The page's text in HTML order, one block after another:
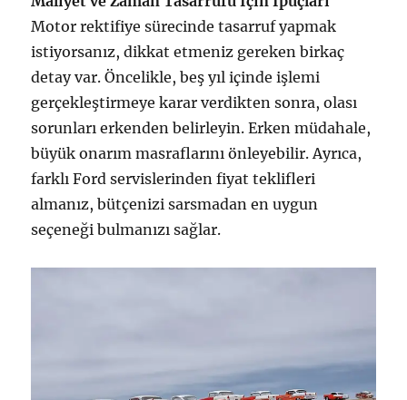
Motor rektifiye sürecinde tasarruf yapmak
istiyorsanız, dikkat etmeniz gereken birkaç
detay var. Öncelikle, beş yıl içinde işlemi
gerçekleştirmeye karar verdikten sonra, olası
sorunları erkenden belirleyin. Erken müdahale,
büyük onarım masraflarını önleyebilir. Ayrıca,
farklı Ford servislerinden fiyat teklifleri
almanız, bütçenizi sarsmadan en uygun
seçeneği bulmanızı sağlar.